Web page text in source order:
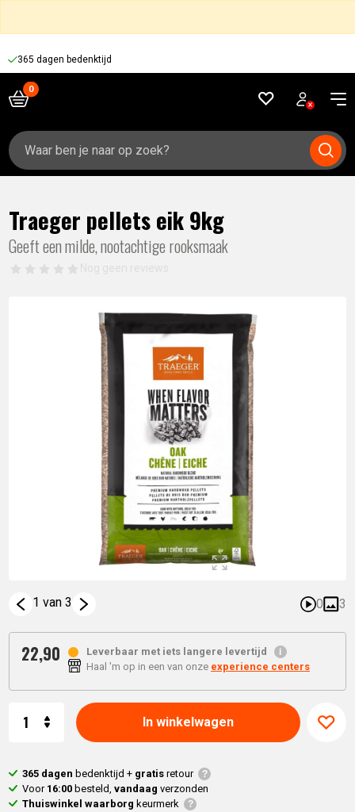
365 dagen bedenktijd
Zoeken
naar:
Traeger pellets eik 9kg
Geeft een milde, nootachtige rooksmaak
1 van 3 0 3
22,90
Leverbaar met iets langere levertijd
Haal 'm op in een van onze experience centers
In winkelwagen
365 dagen bedenktijd + gratisretour
Voor 16:00 besteld,vandaag verzonden
Thuiswinkel waarborg keurmerk